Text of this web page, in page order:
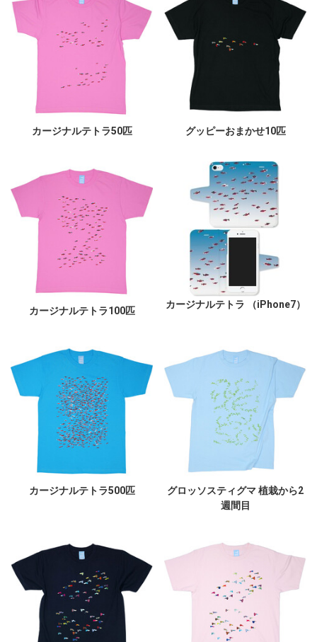
カージナルテトラ50匹 グッピーおまかせ10匹
カージナルテトラ100匹
カージナルテトラ （iPhone7）
カージナルテトラ500匹
グロッソスティグマ 植栽から2
週間目